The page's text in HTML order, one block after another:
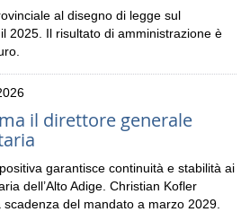
al disegno di legge sul
2025. Il risultato di amministrazione è
il direttore generale
garantisce continuità e stabilità ai
dell’Alto Adige. Christian Kofler
del mandato a marzo 2029.